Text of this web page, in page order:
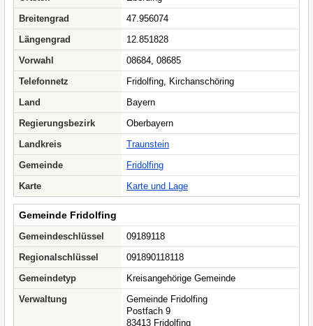
Breitengrad
47.956074
Längengrad
12.851828
Vorwahl
08684, 08685
Telefonnetz
Fridolfing, Kirchanschöring
Land
Bayern
Regierungsbezirk
Oberbayern
Landkreis
Traunstein
Gemeinde
Fridolfing
Karte
Karte und Lage
Gemeinde Fridolfing
Gemeindeschlüssel
09189118
Regionalschlüssel
091890118118
Gemeindetyp
Kreisangehörige Gemeinde
Verwaltung
Gemeinde Fridolfing
Postfach 9
83413 Fridolfing